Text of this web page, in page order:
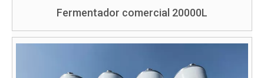
Fermentador comercial 20000L